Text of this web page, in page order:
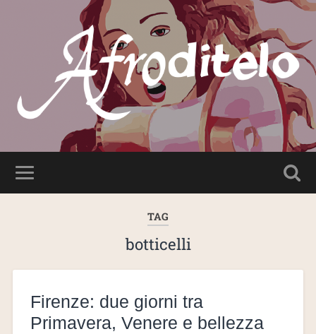
TAG
botticelli
Firenze: due giorni tra
Primavera, Venere e bellezza